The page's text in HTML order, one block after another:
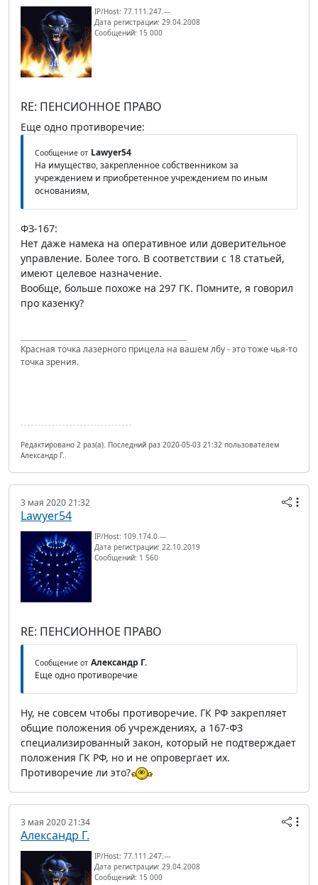
IP/Host: 77.111.247.---
Дата регистрации: 29.04.2008
Сообщений: 15 000
RE: ПЕНСИОННОЕ ПРАВО
Еще одно противоречие:
Сообщение от Lawyer54
На имущество, закрепленное собственником за
учреждением и приобретенное учреждением по иным
основаниям,
ФЗ-167:
Нет даже намека на оперативное или доверительное
управление. Более того. В соответствии с 18 статьей,
имеют целевое назначение.
Вообще, больше похоже на 297 ГК. Помните, я говорил
про казенку?
Красная точка лазерного прицела на вашем лбу - это тоже чья-то
точка зрения.
Редактировано 2 раз(а). Последний раз 2020-05-03 21:32 пользователем
Александр Г..
3 мая 2020 21:32
Lawyer54
IP/Host: 109.174.0.---
Дата регистрации: 22.10.2019
Сообщений: 1 560
RE: ПЕНСИОННОЕ ПРАВО
Сообщение от Александр Г.
Еще одно противоречие
Ну, не совсем чтобы противоречие. ГК РФ закрепляет
общие положения об учреждениях, а 167-ФЗ
специализированный закон, который не подтверждает
положения ГК РФ, но и не опровергает их.
Противоречие ли это?
3 мая 2020 21:34
Александр Г.
IP/Host: 77.111.247.---
Дата регистрации: 29.04.2008
Сообщений: 15 000